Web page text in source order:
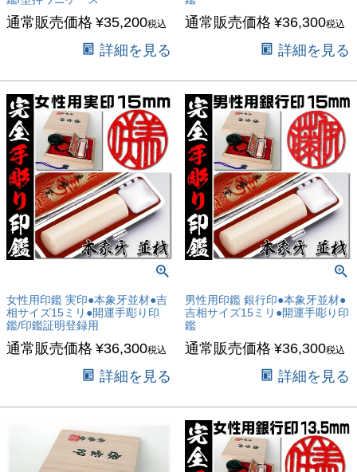
通常販売価格 ¥35,200税込
詳細を見る
通常販売価格 ¥36,300税込
詳細を見る
女性用印鑑 実印●本象牙並材●吉
相サイズ15ミリ●開運手彫り印
鑑/印鑑証明登録用
通常販売価格 ¥36,300税込
詳細を見る
男性用印鑑 銀行印●本象牙並材●
吉相サイズ15ミリ●開運手彫り印
鑑
通常販売価格 ¥36,300税込
詳細を見る